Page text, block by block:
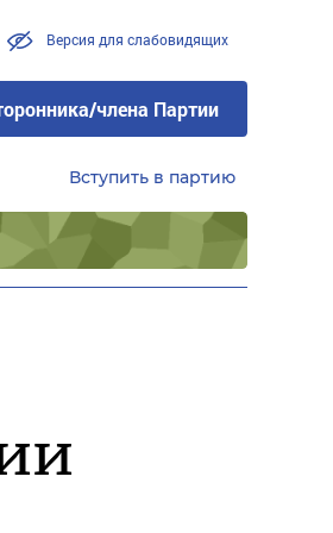
Версия для слабовидящих
члена Партии
Вступить в партию